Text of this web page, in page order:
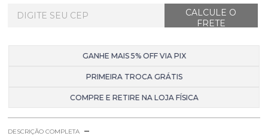
GANHE MAIS 5% OFF VIA PIX
PRIMEIRA TROCA GRÁTIS
COMPRE E RETIRE NA LOJA FÍSICA
DESCRIÇÃO COMPLETA